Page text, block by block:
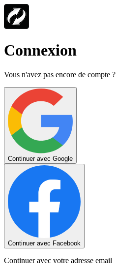
Connexion
Vous n'avez pas encore de compte ?
Continuer avec Google
Continuer avec Facebook
Continuer avec votre adresse email